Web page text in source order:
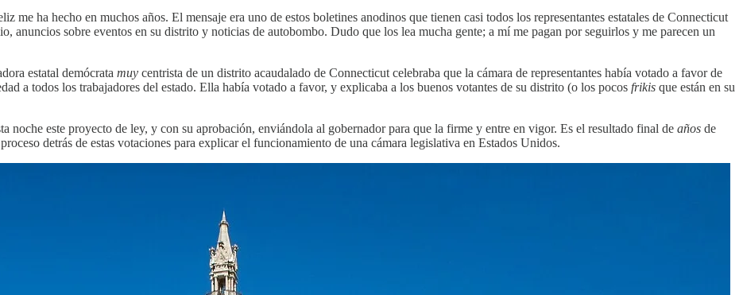
me ha hecho en muchos años. El mensaje era uno de estos boletines anodinos que tienen casi todos los representantes estatales de Connecticut
anuncios sobre eventos en su distrito y noticias de autobombo. Dudo que los lea mucha gente; a mí me pagan por seguirlos y me parecen un
estatal demócrata muy centrista de un distrito acaudalado de Connecticut celebraba que la cámara de representantes había votado a favor de
a todos los trabajadores del estado. Ella había votado a favor, y explicaba a los buenos votantes de su distrito (o los pocos frikis que están en su
noche este proyecto de ley, y con su aprobación, enviándola al gobernador para que la firme y entre en vigor. Es el resultado final de años de
detrás de estas votaciones para explicar el funcionamiento de una cámara legislativa en Estados Unidos.